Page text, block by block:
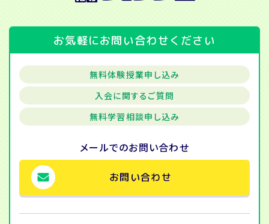
お気軽にお問い合わせください
無料体験授業申し込み
入会に関するご質問
無料学習相談申し込み
メールでのお問い合わせ
お問い合わせ